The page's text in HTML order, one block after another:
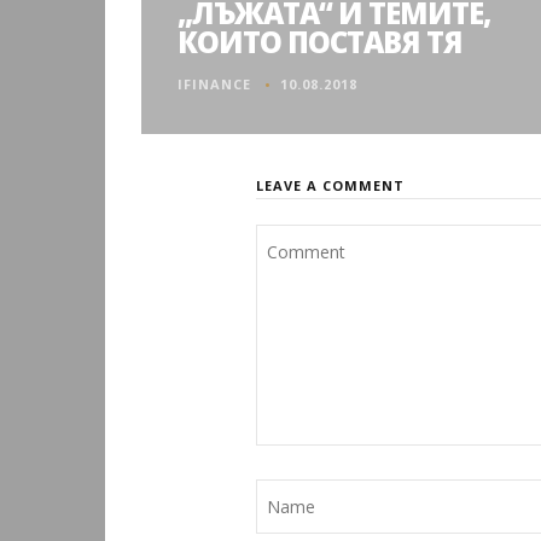
„ЛЪЖАТА“ И ТЕМИТЕ,
КОИТО ПОСТАВЯ ТЯ
IFINANCE 10.08.2018
LEAVE A COMMENT